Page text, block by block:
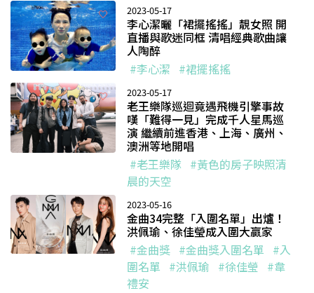
2023-05-17
李心潔曬「裙擺搖搖」靚女照 開
直播與歌迷同框 清唱經典歌曲讓
人陶醉
#李心潔 #裙擺搖搖
2023-05-17
老王樂隊巡迴竟遇飛機引擎事故
嘆「難得一見」完成千人星馬巡
演 繼續前進香港、上海、廣州、
澳洲等地開唱
#老王樂隊 #黃色的房子映照清
晨的天空
2023-05-16
金曲34完整「入圍名單」出爐！
洪佩瑜、徐佳瑩成入圍大贏家
#金曲獎 #金曲獎入圍名單 #入
圍名單 #洪佩瑜 #徐佳瑩
#韋
禮安